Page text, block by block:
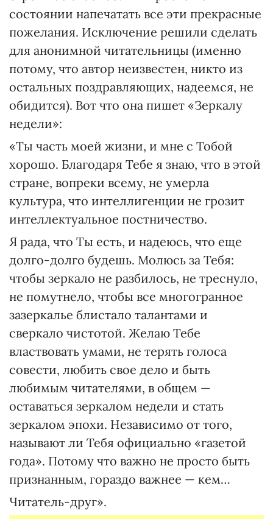
состоянии напечатать все эти прекрасные
пожелания. Исключение решили сделать
для анонимной читательницы (именно
потому, что автор неизвестен, никто из
остальных поздравляющих, надеемся, не
обидится). Вот что она пишет «Зеркалу
недели»:
«Ты часть моей жизни, и мне с Тобой
хорошо. Благодаря Тебе я знаю, что в этой
стране, вопреки всему, не умерла
культура, что интеллигенции не грозит
интеллектуальное постничество.
Я рада, что Ты есть, и надеюсь, что еще
долго-долго будешь. Молюсь за Тебя:
чтобы зеркало не разбилось, не треснуло,
не помутнело, чтобы все многогранное
зазеркалье блистало талантами и
сверкало чистотой. Желаю Тебе
властвовать умами, не терять голоса
совести, любить свое дело и быть
любимым читателями, в общем —
оставаться зеркалом недели и стать
зеркалом эпохи. Независимо от того,
называют ли Тебя официально «газетой
года». Потому что важно не просто быть
признанным, гораздо важнее — кем…
Читатель-друг».